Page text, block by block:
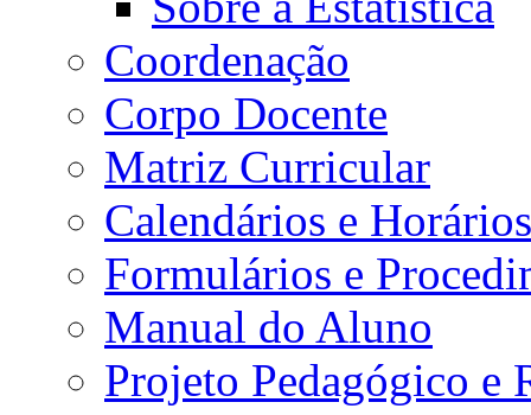
Coordenação
Corpo Docente
Matriz Curricular
Calendários e Horários
Formulários e
Manual do Aluno
Projeto Pedagógico e